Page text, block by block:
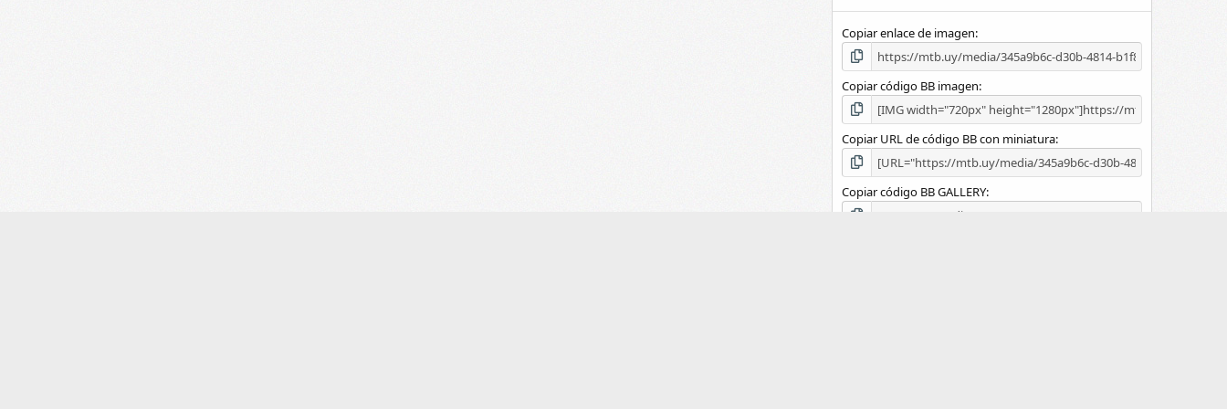
l
(
)
Copiar enlace de imagen
Copiar código BB imagen
Copiar URL de código BB con miniatura
Copiar código BB GALLERY